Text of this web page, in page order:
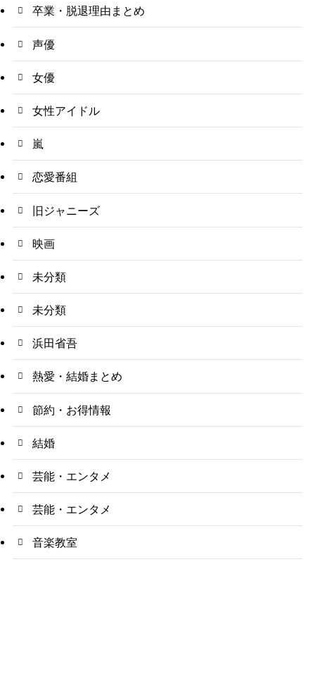
卒業・脱退理由まとめ
声優
女優
女性アイドル
嵐
恋愛番組
旧ジャニーズ
映画
未分類
未分類
浜田省吾
熱愛・結婚まとめ
節約・お得情報
結婚
芸能・エンタメ
芸能・エンタメ
音楽教室